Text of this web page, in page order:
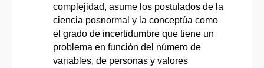
complejidad, asume los postulados de la
ciencia posnormal y la conceptúa como
el grado de incertidumbre que tiene un
problema en función del número de
variables, de personas y valores